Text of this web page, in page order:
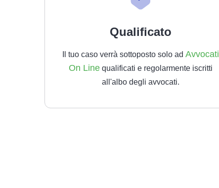
Qualificato
Il tuo caso verrà sottoposto solo ad Avvocati
On Line qualificati e regolarmente iscritti
all'albo degli avvocati.